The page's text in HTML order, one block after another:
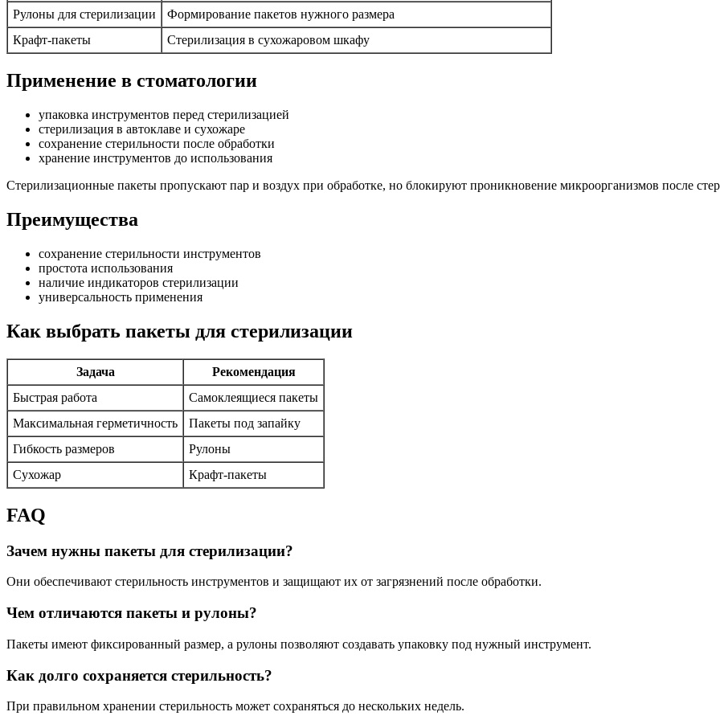
Рулоны для стерилизации
Формирование пакетов нужного размера
Крафт-пакеты
Стерилизация в сухожаровом шкафу
Применение в стоматологии
упаковка инструментов перед стерилизацией
стерилизация в автоклаве и сухожаре
сохранение стерильности после обработки
хранение инструментов до использования
Стерилизационные пакеты пропускают пар и воздух при обработке, но блокируют проникновение микроорганизмов после
Преимущества
сохранение стерильности инструментов
простота использования
наличие индикаторов стерилизации
универсальность применения
Как выбрать пакеты для стерилизации
Задача
Рекомендация
Быстрая работа
Самоклеящиеся пакеты
Максимальная герметичность
Пакеты под запайку
Гибкость размеров
Рулоны
Сухожар
Крафт-пакеты
FAQ
Зачем нужны пакеты для стерилизации?
Они обеспечивают стерильность инструментов и защищают их от загрязнений после обработки.
Чем отличаются пакеты и рулоны?
Пакеты имеют фиксированный размер, а рулоны позволяют создавать упаковку под нужный инструмент.
Как долго сохраняется стерильность?
При правильном хранении стерильность может сохраняться до нескольких недель.